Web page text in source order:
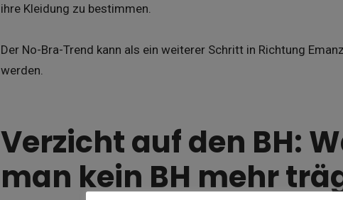
ihre Kleidung zu bestimmen.
Der No-Bra-Trend kann als ein weiterer Schritt in Richtung
werden.
Verzicht auf den BH:
man kein BH mehr